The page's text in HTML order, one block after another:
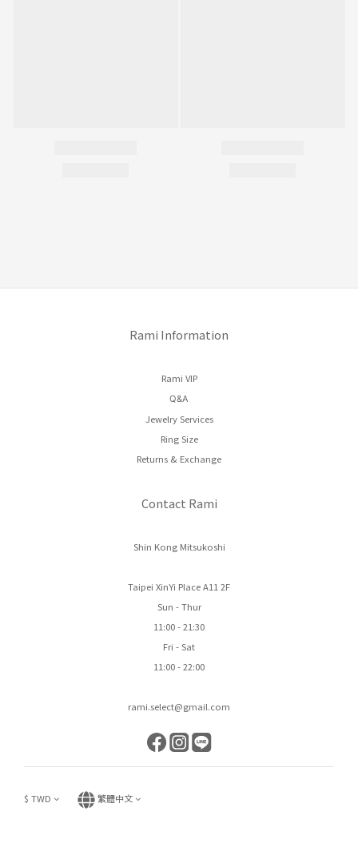
Rami Information
Rami VIP
Q&A
Jewelry Services
Ring Size
Returns & Exchange
Contact Rami
Shin Kong Mitsukoshi
Taipei XinYi Place A11 2F
Sun - Thur
11:00 - 21:30
Fri - Sat
11:00 - 22:00
rami.select@gmail.com
$ TWD 繁體中文